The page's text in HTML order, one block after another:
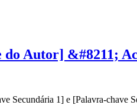
Autor] &#8211;
Secundária 1] e [Palavra-chave